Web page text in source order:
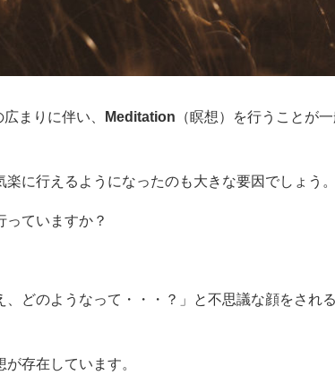
まりに伴い、 Meditation （瞑想）を行うことが
に行えるようになったのも大きな要因でしょう。
っていますか？
、どのようなって・・・？」と不思議な顔をされ
存在しています。